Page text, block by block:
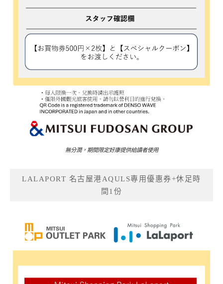
無分潤，期間限定好康提供給讀者使用
LALAPORT 名古屋港AQULS專用優惠券+休足時
間1份